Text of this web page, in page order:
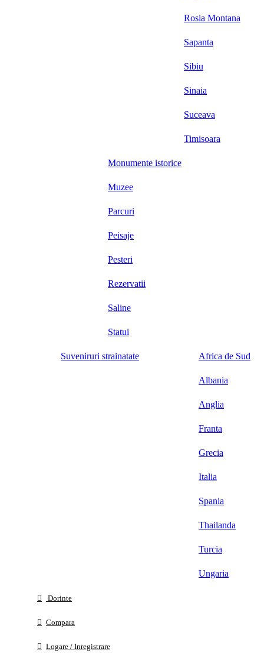
Rosia Montana
Sapanta
Sibiu
Sinaia
Suceava
Timisoara
Monumente istorice
Muzee
Parcuri
Peisaje
Pesteri
Rezervatii
Saline
Statui
Suveniruri strainatate Africa de Sud
Albania
Anglia
Franta
Grecia
Italia
Spania
Thailanda
Turcia
Ungaria
Dorinte
Compara
Logare / Inregistrare